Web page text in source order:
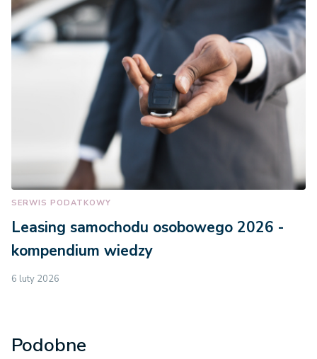
SERWIS PODATKOWY
Leasing samochodu osobowego 2026 -
kompendium wiedzy
6 luty 2026
Podobne